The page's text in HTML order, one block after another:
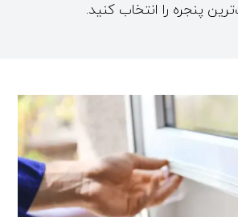
پنجره را انتخاب کنید.